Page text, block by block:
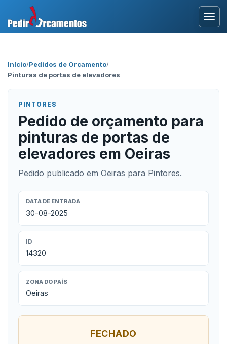
Início/Pedidos de Orçamento/
Pinturas de portas de elevadores
PINTORES
Pedido de orçamento para
pinturas de portas de
elevadores em Oeiras
Pedido publicado em Oeiras para Pintores.
DATA DE ENTRADA
30-08-2025
ID
14320
ZONA DO PAÍS
Oeiras
FECHADO
Área Profissional
Como Funciona?
Testemunhos